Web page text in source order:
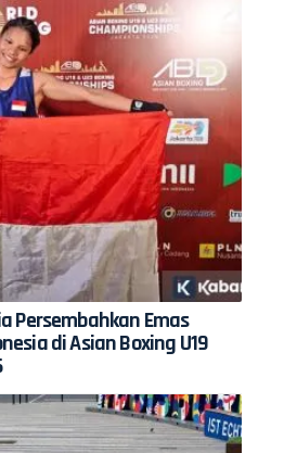
Persembahkan Emas
di Asian Boxing U19